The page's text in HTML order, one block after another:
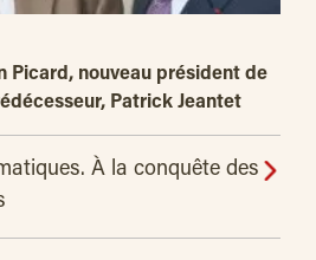
Picard, nouveau président de
Patrick Jeantet
À la conquête des